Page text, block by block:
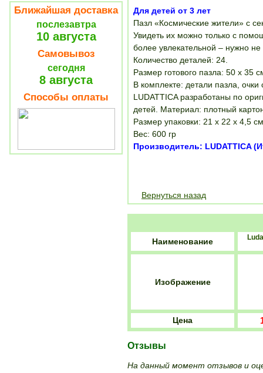
Ближайшая доставка
послезавтра
10 августа
Самовывоз
сегодня
8 августа
Способы оплаты
Для детей от 3 лет
Пазл «Космические жители» с
Увидеть их можно только с
более увлекательной – нужно
Количество деталей: 24.
Размер готового пазла: 50 х 35
В комплекте: детали пазла,
LUDATTICA разработаны по
детей. Материал: плотный
Размер упаковки: 21 х 22 х 4,5 см
Вес: 600 гр
Производитель: LUDATTICA
Вернуться назад
Наименование
Изображение
Цена
Отзывы
На данный момент отзывов и